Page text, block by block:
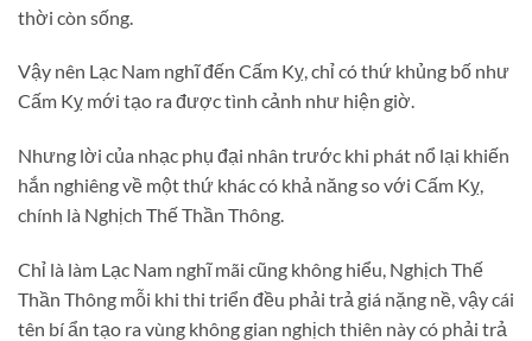
thời còn sống.
Vậy nên Lạc Nam nghĩ đến Cấm Kỵ, chỉ có thứ khủng bố như
Cấm Kỵ mới tạo ra được tình cảnh như hiện giờ.
Nhưng lời của nhạc phụ đại nhân trước khi phát nổ lại khiến
hắn nghiêng về một thứ khác có khả năng so với Cấm Kỵ,
chính là Nghịch Thế Thần Thông.
Chỉ là làm Lạc Nam nghĩ mãi cũng không hiểu, Nghịch Thế
Thần Thông mỗi khi thi triển đều phải trả giá nặng nề, vậy cái
tên bí ẩn tạo ra vùng không gian nghịch thiên này có phải trả